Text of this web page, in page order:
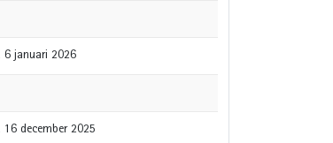
6 januari 2026
december 2025